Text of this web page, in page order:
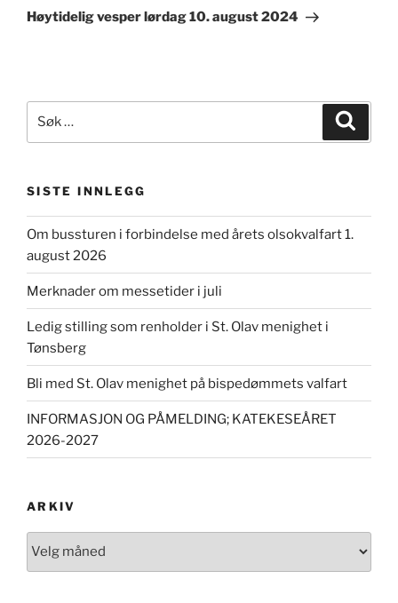
innlegg
Høytidelig vesper lørdag 10. august 2024
etter:
SISTE INNLEGG
Om bussturen i forbindelse med årets olsokvalfart 1.
august 2026
Merknader om messetider i juli
Ledig stilling som renholder i St. Olav menighet i
Tønsberg
Bli med St. Olav menighet på bispedømmets valfart
INFORMASJON OG PÅMELDING; KATEKESEÅRET
2026-2027
ARKIV